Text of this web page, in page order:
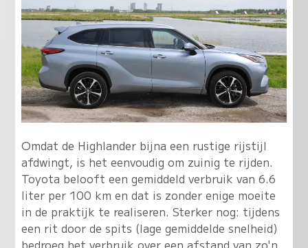
Omdat de Highlander bijna een rustige rijstijl
afdwingt, is het eenvoudig om zuinig te rijden.
Toyota belooft een gemiddeld verbruik van 6.6
liter per 100 km en dat is zonder enige moeite
in de praktijk te realiseren. Sterker nog: tijdens
een rit door de spits (lage gemiddelde snelheid)